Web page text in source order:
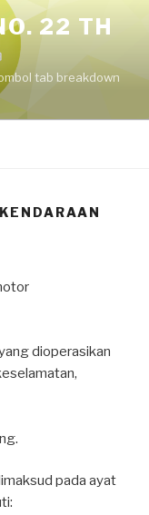
22 TH
tab breakdown
dioperasikan
pada ayat